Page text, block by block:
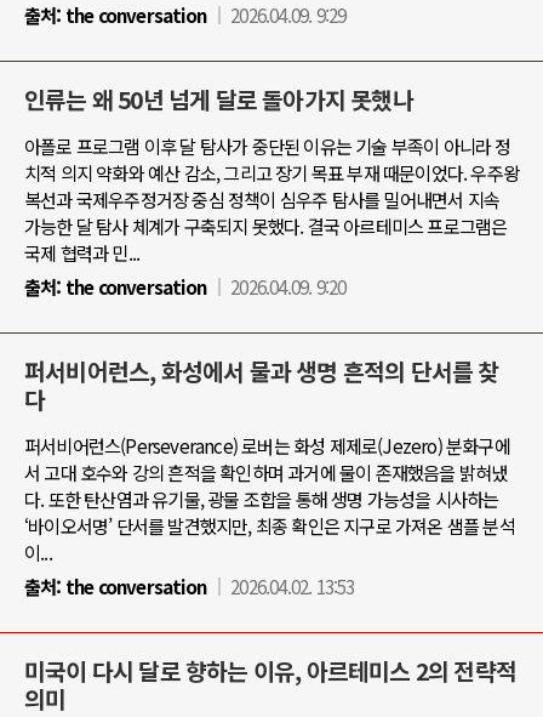
출처: the conversation 2026.04.09. 9:29
인류는 왜 50년 넘게 달로 돌아가지 못했나
아폴로 프로그램 이후 달 탐사가 중단된 이유는 기술 부족이 아니라 정
치적 의지 약화와 예산 감소, 그리고 장기 목표 부재 때문이었다. 우주왕
복선과 국제우주정거장 중심 정책이 심우주 탐사를 밀어내면서 지속
가능한 달 탐사 체계가 구축되지 못했다. 결국 아르테미스 프로그램은
국제 협력과 민...
출처: the conversation 2026.04.09. 9:20
퍼서비어런스, 화성에서 물과 생명 흔적의 단서를 찾
다
퍼서비어런스(Perseverance) 로버는 화성 제제로(Jezero) 분화구에
서 고대 호수와 강의 흔적을 확인하며 과거에 물이 존재했음을 밝혀냈
다. 또한 탄산염과 유기물, 광물 조합을 통해 생명 가능성을 시사하는
‘바이오서명’ 단서를 발견했지만, 최종 확인은 지구로 가져온 샘플 분석
이...
출처: the conversation 2026.04.02. 13:53
미국이 다시 달로 향하는 이유, 아르테미스 2의 전략적
의미